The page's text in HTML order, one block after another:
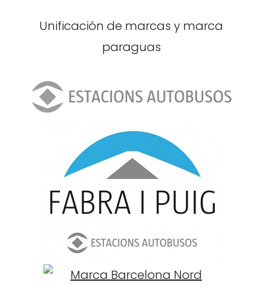
Unificación de marcas y marca
paraguas